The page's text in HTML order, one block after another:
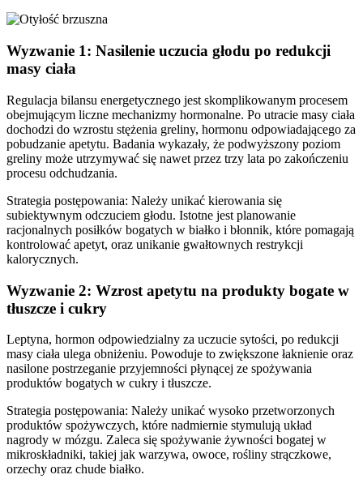
Wyzwanie 1: Nasilenie uczucia głodu po redukcji
masy ciała
Regulacja bilansu energetycznego jest skomplikowanym procesem
obejmującym liczne mechanizmy hormonalne. Po utracie masy ciała
dochodzi do wzrostu stężenia greliny, hormonu odpowiadającego za
pobudzanie apetytu. Badania wykazały, że podwyższony poziom
greliny może utrzymywać się nawet przez trzy lata po zakończeniu
procesu odchudzania.
Strategia postępowania: Należy unikać kierowania się
subiektywnym odczuciem głodu. Istotne jest planowanie
racjonalnych posiłków bogatych w białko i błonnik, które pomagają
kontrolować apetyt, oraz unikanie gwałtownych restrykcji
kalorycznych.
Wyzwanie 2: Wzrost apetytu na produkty bogate w
tłuszcze i cukry
Leptyna, hormon odpowiedzialny za uczucie sytości, po redukcji
masy ciała ulega obniżeniu. Powoduje to zwiększone łaknienie oraz
nasilone postrzeganie przyjemności płynącej ze spożywania
produktów bogatych w cukry i tłuszcze.
Strategia postępowania: Należy unikać wysoko przetworzonych
produktów spożywczych, które nadmiernie stymulują układ
nagrody w mózgu. Zaleca się spożywanie żywności bogatej w
mikroskładniki, takiej jak warzywa, owoce, rośliny strączkowe,
orzechy oraz chude białko.